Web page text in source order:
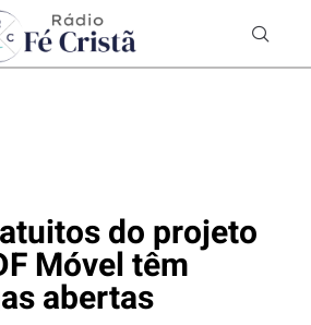
do projeto
Móvel têm
abertas